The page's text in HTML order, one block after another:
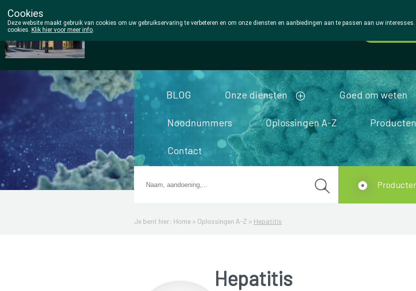
Wezel Pharma
BLOG Onze diensten Goed om weten
Noodnummers Oplossingen A-Z
Contact
Je bent hier: Home > Oplossingen A-Z > Hepatitis
Hepatitis
Cookies
Deze website maakt gebruik van cookies om uw gebruikservaring te verbeteren en om onze diensten en aanbiedingen aan te passen aan uw
cookies. Klik hier voor meer info.